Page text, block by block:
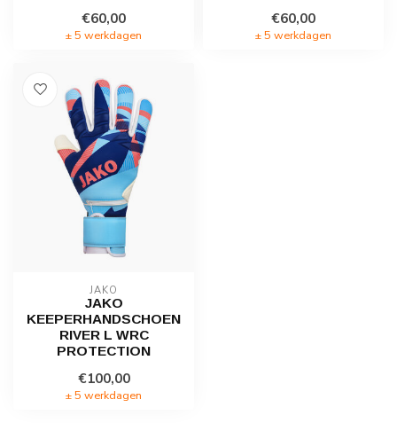
€60,00
± 5 werkdagen
€60,00
± 5 werkdagen
JAKO
JAKO
KEEPERHANDSCHOEN
RIVER L WRC
PROTECTION
€100,00
± 5 werkdagen